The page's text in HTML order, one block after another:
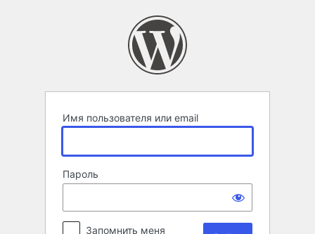
Имя пользователя или email
Пароль
Запомнить меня